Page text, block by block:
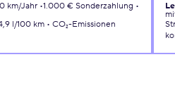
km/Jahr 1.000 € Sonderzahlung
l/100 km
CO₂-Emissionen